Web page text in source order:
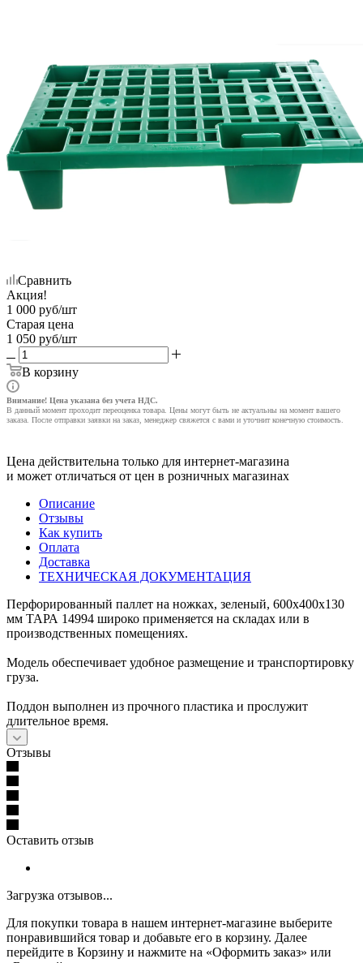
Сравнить
Акция!
1 000 руб/шт
Старая цена
1 050 руб/шт
В корзину
Внимание! Цена указана без учета НДС.
В данный момент проходит переоценка товара. Цены могут быть не актуальны на момент вашего
заказа. После отправки заявки на заказ, менеджер свяжется с вами и уточнит конечную стоимость.
Цена действительна только для интернет-магазина
и может отличаться от цен в розничных магазинах
Описание
Отзывы
Как купить
Оплата
Доставка
ТЕХНИЧЕСКАЯ ДОКУМЕНТАЦИЯ
Перфорированный паллет на ножках, зеленый, 600х400х130
мм ТАРА 14994 широко применяется на складах или в
производственных помещениях.
Модель обеспечивает удобное размещение и транспортировку
груза.
Поддон выполнен из прочного пластика и прослужит
длительное время.
Отзывы
Оставить отзыв
Загрузка отзывов...
Для покупки товара в нашем интернет-магазине выберите
понравившийся товар и добавьте его в корзину. Далее
перейдите в Корзину и нажмите на «Оформить заказ» или